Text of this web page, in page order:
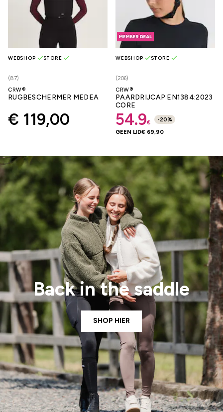
(87)
WEBSHOP STORE
CRW®
RUGBESCHERMER MEDEA
€ 119,00
(206)
WEBSHOP STORE
CRW®
PAARDRIJCAP EN1384:2023
CORE
54.9€ -20%
GEEN LID€ 69,90
Back in the saddle
SHOP HIER